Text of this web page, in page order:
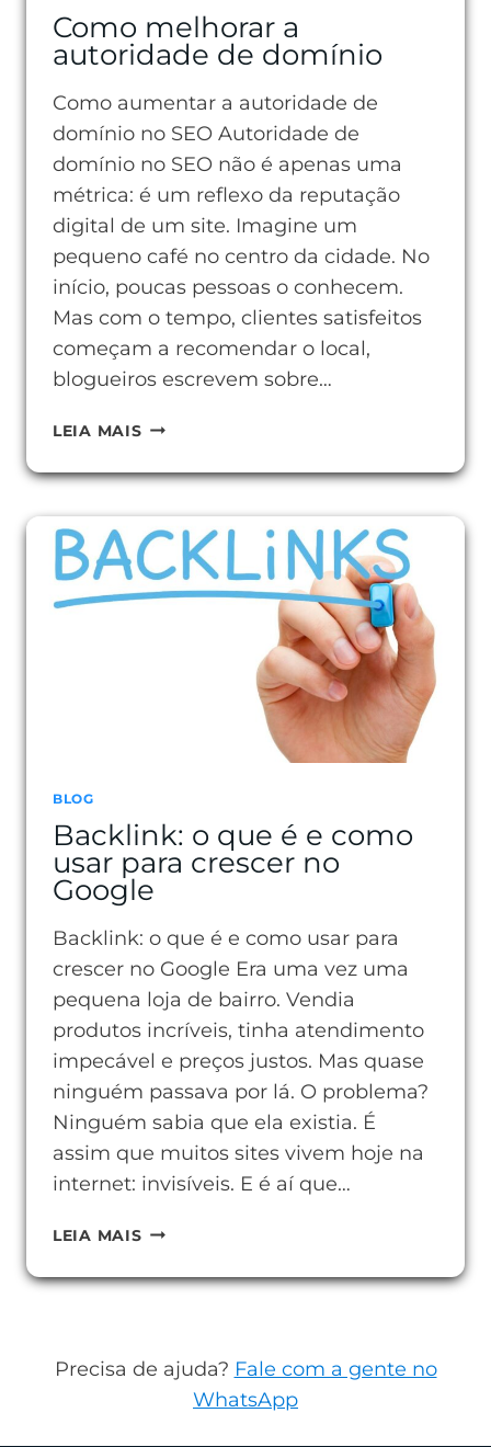
Como melhorar a
autoridade de domínio
Como aumentar a autoridade de
domínio no SEO Autoridade de
domínio no SEO não é apenas uma
métrica: é um reflexo da reputação
digital de um site. Imagine um
pequeno café no centro da cidade. No
início, poucas pessoas o conhecem.
Mas com o tempo, clientes satisfeitos
começam a recomendar o local,
blogueiros escrevem sobre…
LEIA MAISCOMO
AUTORIDADE
DE
DOMÍNIO
BLOG
Backlink: o que é e como
usar para crescer no
Google
Backlink: o que é e como usar para
crescer no Google Era uma vez uma
pequena loja de bairro. Vendia
produtos incríveis, tinha atendimento
impecável e preços justos. Mas quase
ninguém passava por lá. O problema?
Ninguém sabia que ela existia. É
assim que muitos sites vivem hoje na
internet: invisíveis. E é aí que…
LEIA MAISBACKLINK:
E
COMO
Precisa de ajuda? Fale com a gente no
WhatsApp